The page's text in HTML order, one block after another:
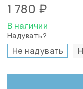
1 780 ₽
В наличии
Надувать?
Не надувать